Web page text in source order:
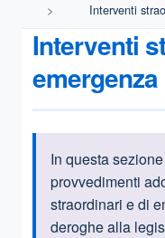
Interventi
Interventi
emergenza
In questa
provvedimenti
straordinari e di
deroghe alla